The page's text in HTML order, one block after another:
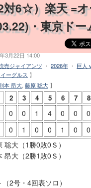
6☆）楽天 =オ
・東京ドー
3月22日 14:00
売ジャイアンツ ・ 2026年 ・ 巨人
ーグルス 】
本 昂大 藤原 聡大 】
2 3 4 5 6 7 8
0 0 1 4 0 0 0
0 1 0 0 1 0 0
聡大（1勝0敗0Ｓ）
昂大（2勝1敗0Ｓ）
（2号・4回表ソロ）